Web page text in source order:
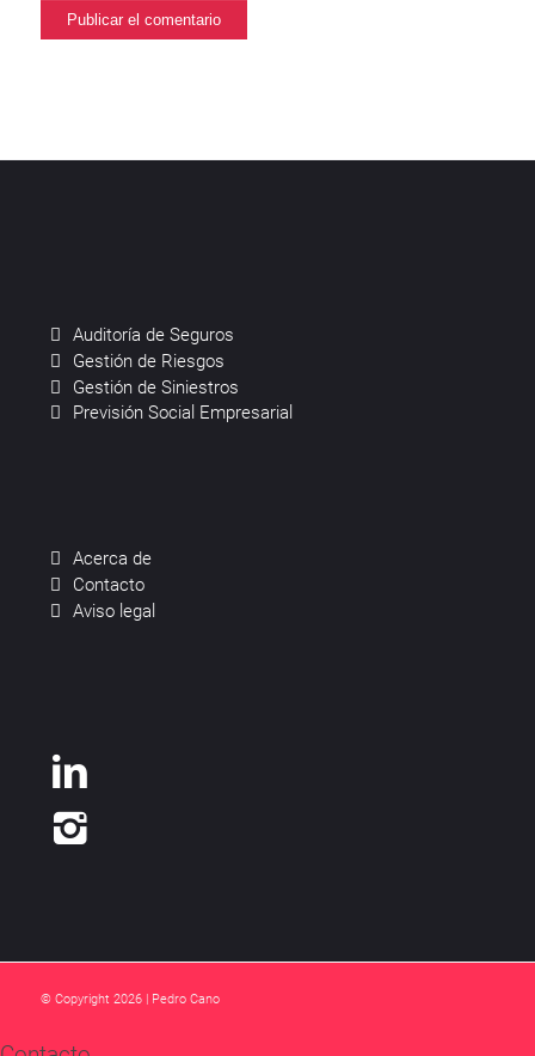
Auditoría de Seguros
Gestión de Riesgos
Gestión de Siniestros
Previsión Social Empresarial
Acerca de
Contacto
Aviso legal
© Copyright 2026 | Pedro Cano